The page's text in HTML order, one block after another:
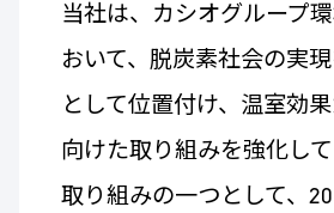
当社は、カシオグループ
おいて、脱炭素社会の実
として位置付け、温室効
向けた取り組みを強化して
取り組みの一つとして、